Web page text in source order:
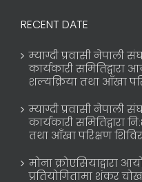
RECENT DATE
म्याग्दी प्रवासी नेपाली
कार्यकारी
शल्यक्रिया तथा आँखा
म्याग्दी प्रवासी नेपाली
कार्यकारी समितिद्वारा
तथा आँखा परिक्षण
मोना क्रोएसियाद्वारा
प्रतियोगितामा शंकर